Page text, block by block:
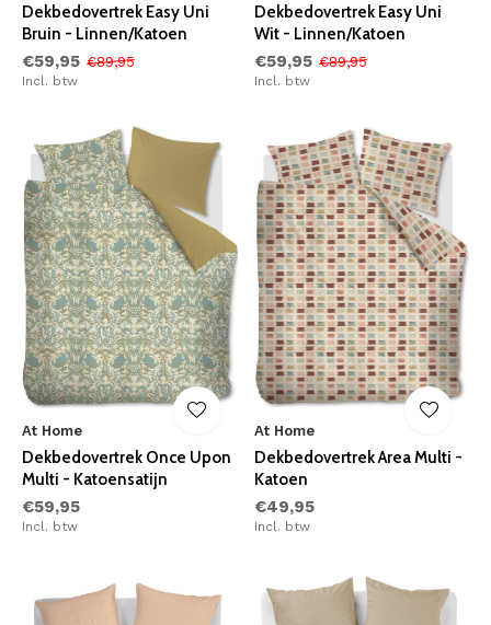
Dekbedovertrek Easy Uni
Bruin - Linnen/Katoen
€59,95 €89,95
Incl. btw
Dekbedovertrek Easy Uni
Wit - Linnen/Katoen
€59,95 €89,95
Incl. btw
At Home
Dekbedovertrek Once Upon
Multi - Katoensatijn
€59,95
Incl. btw
At Home
Dekbedovertrek Area Multi -
Katoen
€49,95
Incl. btw